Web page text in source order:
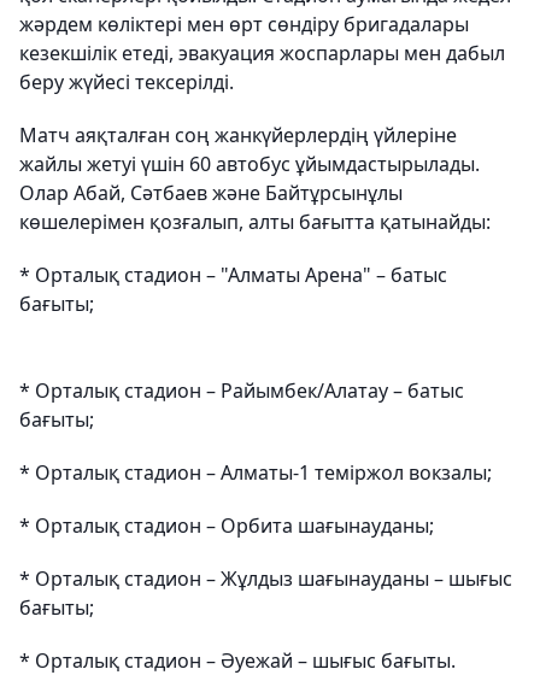
жәрдем көліктері мен өрт сөндіру бригадалары
кезекшілік етеді, эвакуация жоспарлары мен дабыл
беру жүйесі тексерілді.
Матч аяқталған соң жанкүйерлердің үйлеріне
жайлы жетуі үшін 60 автобус ұйымдастырылады.
Олар Абай, Сәтбаев және Байтұрсынұлы
көшелерімен қозғалып, алты бағытта қатынайды:
* Орталық стадион – "Алматы Арена" – батыс
бағыты;
* Орталық стадион – Райымбек/Алатау – батыс
бағыты;
* Орталық стадион – Алматы-1 теміржол вокзалы;
* Орталық стадион – Орбита шағынауданы;
* Орталық стадион – Жұлдыз шағынауданы – шығыс
бағыты;
* Орталық стадион – Әуежай – шығыс бағыты.